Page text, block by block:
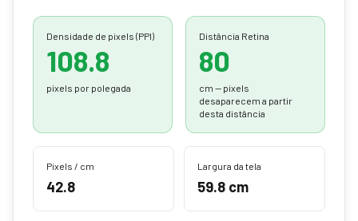
Densidade de pixels (PPI)
108.8
pixels por polegada
Distância Retina
80
cm — pixels
desaparecem a partir
desta distância
Pixels / cm
42.8
Largura da tela
59.8 cm